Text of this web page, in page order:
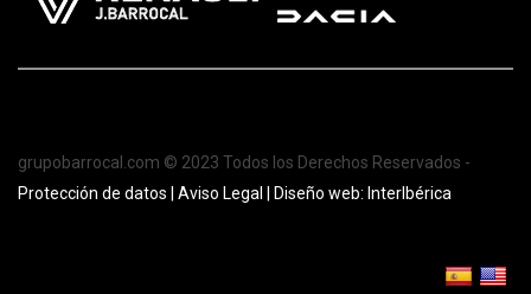
grupobarrocal.com © 2023 Todos los Derechos Reservados -
Protección de datos | Aviso Legal | Diseño web: InterIbérica